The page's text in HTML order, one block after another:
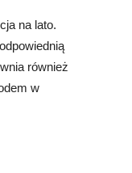
na lato.
również
w